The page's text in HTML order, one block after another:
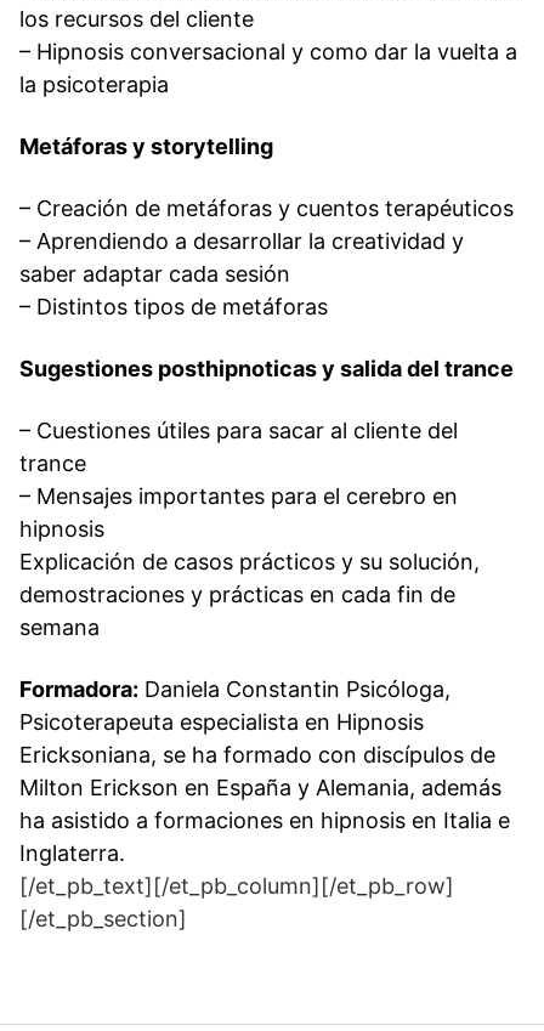
los recursos del cliente
– Hipnosis conversacional y como dar la vuelta a
la psicoterapia
Metáforas y storytelling
– Creación de metáforas y cuentos terapéuticos
– Aprendiendo a desarrollar la creatividad y
saber adaptar cada sesión
– Distintos tipos de metáforas
Sugestiones posthipnoticas y salida del trance
– Cuestiones útiles para sacar al cliente del
trance
– Mensajes importantes para el cerebro en
hipnosis
Explicación de casos prácticos y su solución,
demostraciones y prácticas en cada fin de
semana
Formadora: Daniela Constantin Psicóloga,
Psicoterapeuta especialista en Hipnosis
Ericksoniana, se ha formado con discípulos de
Milton Erickson en España y Alemania, además
ha asistido a formaciones en hipnosis en Italia e
Inglaterra.
[/et_pb_text][/et_pb_column][/et_pb_row]
[/et_pb_section]